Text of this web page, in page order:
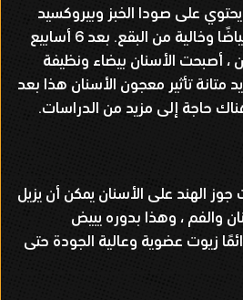
على صودا الخبز وبيروكسيد
وخالية من البقع. بعد 6 أسابيع
أصبحت الأسنان بيضاء ونظيفة
متانة تأثير معجون الأسنان هذا بعد
حاجة إلى مزيد من الدراسات.
الهند على الأسنان يمكن أن يزيل
والفم ، وهذا بدوره يبيض
زيوت عضوية وعالية الجودة حتى